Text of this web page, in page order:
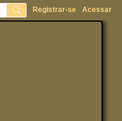
Registrar-se Acessar